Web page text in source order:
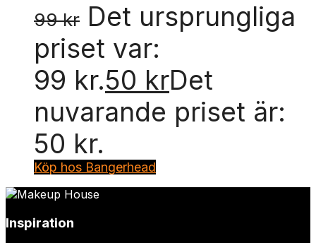
99kr Det ursprungliga
priset var:
99 kr.50 krDet
nuvarande priset är:
50 kr.
Köp hos Bangerhead
Inspiration